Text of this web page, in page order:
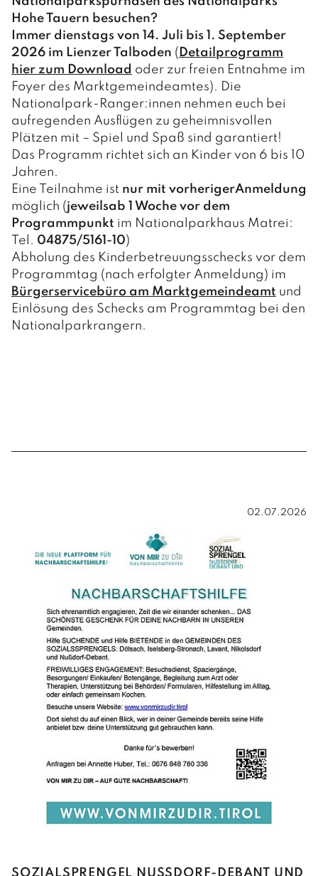
Hohe Tauern besuchen?
Immer dienstags von 14. Juli bis 1. September
2026 im Lienzer Talboden ( Detailprogramm
hier zum Download oder zur freien Entnahme im
Foyer des Marktgemeindeamtes). Die
Nationalpark-Ranger:innen nehmen euch bei
aufregenden Ausflügen zu geheimnisvollen
Plätzen mit – Spiel und Spaß sind garantiert!
Das Programm richtet sich an Kinder von 6 bis 10
Jahren.
Eine Teilnahme ist nur mit vorherigerAnmeldung
möglich (jeweilsab 1 Woche vor dem
Programmpunkt im Nationalparkhaus Matrei:
Tel. 04875/5161-10)
Abholung des Kinderbetreuungsschecks vor dem
Programmtag (nach erfolgter Anmeldung) im
Bürgerservicebüro am Marktgemeindeamt und
Einlösung des Schecks am Programmtag bei den
Nationalparkrangern.
SOZIALSPRENGEL NUSSDORF-DEBANT UND U
02.07.2026